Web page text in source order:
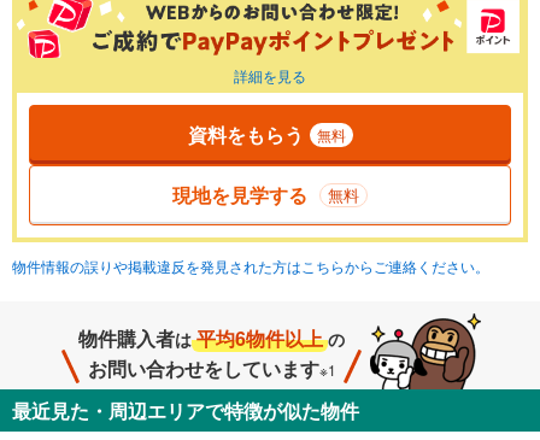
詳細を見る
資料をもらう 無料
現地を見学する 無料
物件情報の誤りや掲載違反を発見された方はこちらからご連絡ください。
物件購入者は 平均6物件以上 の
お問い合わせをしています※1
最近見た・周辺エリアで特徴が似た物件